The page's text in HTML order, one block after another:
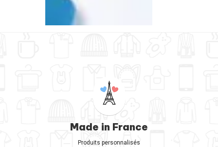
Made in France
Produits personnalisés